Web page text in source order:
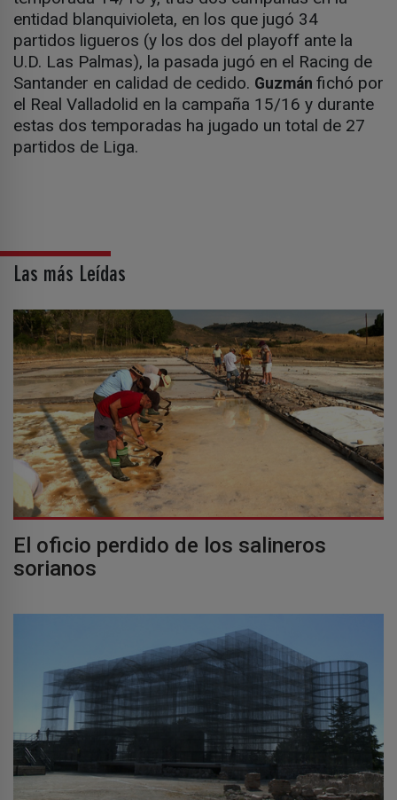
entidad blanquivioleta, en los que jugó 34
partidos ligueros (y los dos del playoff ante la
U.D. Las Palmas), la pasada jugó en el Racing de
Santander en calidad de cedido. Guzmán fichó por
el Real Valladolid en la campaña 15/16 y durante
estas dos temporadas ha jugado un total de 27
partidos de Liga.
Las más Leídas
El oficio perdido de los salineros
sorianos